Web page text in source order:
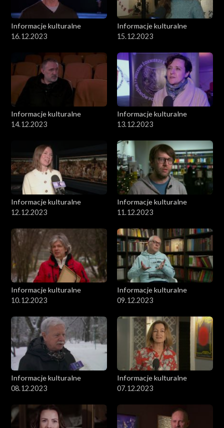
Informacje kulturalne
16.12.2023
Informacje kulturalne
15.12.2023
Informacje kulturalne
14.12.2023
Informacje kulturalne
13.12.2023
Informacje kulturalne
12.12.2023
Informacje kulturalne
11.12.2023
Informacje kulturalne
10.12.2023
Informacje kulturalne
09.12.2023
Informacje kulturalne
08.12.2023
Informacje kulturalne
07.12.2023